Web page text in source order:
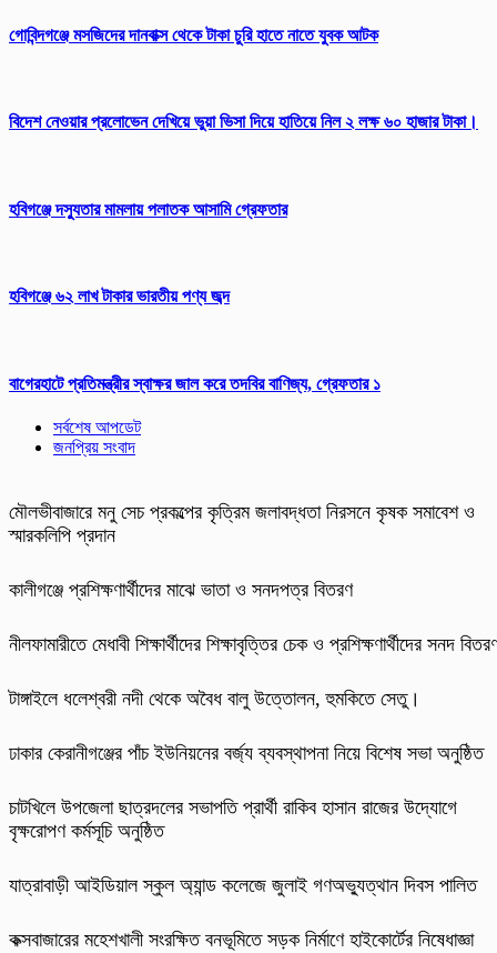
গোবিন্দগঞ্জে মসজিদের দানবাক্স থেকে টাকা চুরি হাতে নাতে যুবক আটক
বিদেশ নেওয়ার প্রলোভেন দেখিয়ে ভুয়া ভিসা দিয়ে হাতিয়ে নিল ২ লক্ষ ৬০ হাজার টাকা।
হবিগঞ্জে দস্যুতার মামলায় পলাতক আসামি গ্রেফতার
হবিগঞ্জে ৬২ লাখ টাকার ভারতীয় পণ্য জব্দ
‎বাগেরহাটে প্রতিমন্ত্রীর স্বাক্ষর জাল করে তদবির বাণিজ্য, গ্রেফতার ১
সর্বশেষ আপডেট
জনপ্রিয় সংবাদ
মৌলভীবাজারে মনু সেচ প্রকল্পের কৃত্রিম জলাবদ্ধতা নিরসনে কৃষক সমাবেশ ও
স্মারকলিপি প্রদান
কালীগঞ্জে প্রশিক্ষণার্থীদের মাঝে ভাতা ও সনদপত্র বিতরণ
নীলফামারীতে মেধাবী শিক্ষার্থীদের শিক্ষাবৃত্তির চেক ও প্রশিক্ষণার্থীদের সনদ
টাঙ্গাইলে ধলেশ্বরী নদী থেকে অবৈধ বালু উত্তোলন, হুমকিতে সেতু।
ঢাকার কেরানীগঞ্জের পাঁচ ইউনিয়নের বর্জ্য ব্যবস্থাপনা নিয়ে বিশেষ সভা অনুষ্ঠিত
চাটখিলে উপজেলা ছাত্রদলের সভাপতি প্রার্থী রাকিব হাসান রাজের উদ্যোগে
বৃক্ষরোপণ কর্মসূচি অনুষ্ঠিত
যাত্রাবাড়ী আইডিয়াল স্কুল অ্যান্ড কলেজে জুলাই গণঅভ্যুত্থান দিবস পালিত
কক্সবাজারের মহেশখালী সংরক্ষিত বনভূমিতে সড়ক নির্মাণে হাইকোর্টের নিষেধাজ্ঞা